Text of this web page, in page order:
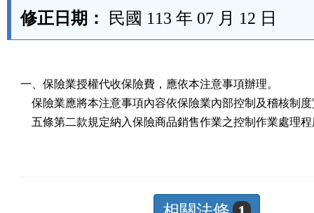
修正日期：
民國 113 年 07 月 12 日
一、保險業授權代收保險費，應依本注意事項辦理。
保險業應將本注意事項內容依保險業內部控制及稽核制
五條第二款規定納入保險商品銷售作業之控制作業處理